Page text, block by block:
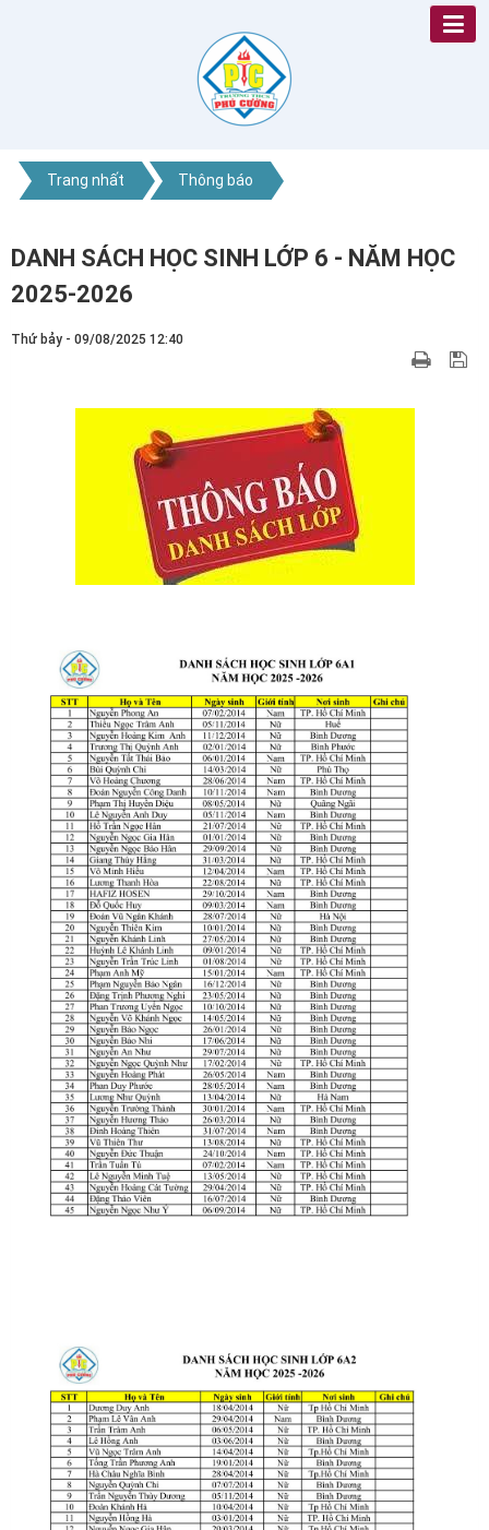
Trang nhất Thông báo
DANH SÁCH HỌC SINH LỚP 6 - NĂM HỌC
2025-2026
Thứ bảy - 09/08/2025 12:40